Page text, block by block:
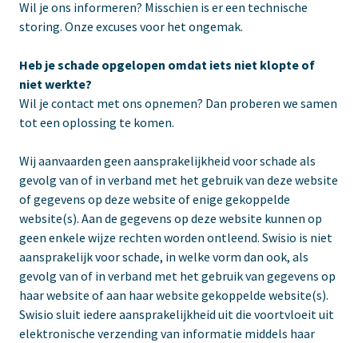
Wil je ons informeren? Misschien is er een technische
storing. Onze excuses voor het ongemak.
Heb je schade opgelopen omdat iets niet klopte of
niet werkte?
Wil je contact met ons opnemen? Dan proberen we samen
tot een oplossing te komen.
Wij aanvaarden geen aansprakelijkheid voor schade als
gevolg van of in verband met het gebruik van deze website
of gegevens op deze website of enige gekoppelde
website(s). Aan de gegevens op deze website kunnen op
geen enkele wijze rechten worden ontleend. Swisio is niet
aansprakelijk voor schade, in welke vorm dan ook, als
gevolg van of in verband met het gebruik van gegevens op
haar website of aan haar website gekoppelde website(s).
Swisio sluit iedere aansprakelijkheid uit die voortvloeit uit
elektronische verzending van informatie middels haar